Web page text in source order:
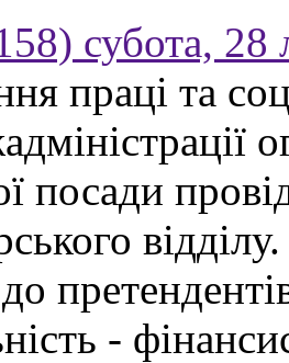
субота, 28
праці та
посади
відділу.
-